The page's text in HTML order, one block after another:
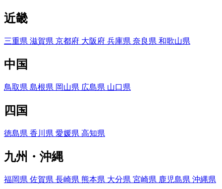
近畿
三重県 滋賀県 京都府 大阪府 兵庫県 奈良県 和歌山県
中国
鳥取県 島根県 岡山県 広島県 山口県
四国
徳島県 香川県 愛媛県 高知県
九州・沖縄
福岡県 佐賀県 長崎県 熊本県 大分県 宮崎県 鹿児島県 沖縄県